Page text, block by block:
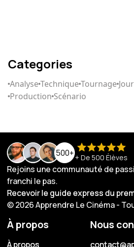
Categories
AnalyseTechniqueTournage
Production Scénario
500+ + De 500 Élèves
Rejoins une communauté de
franchi le pas.
Recevoir le guide express du
Recevoir le guide express du
© 2026 Apprendre Le Cinéma -
À propos
À propos
À propos
Nous